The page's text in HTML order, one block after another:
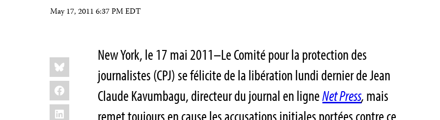
May 17, 2011 6:37 PM EDT
Share
this:
Bluesky
Facebook
LinkedIn
New York, le 17 mai 2011–Le Comité pour la protection des
journalistes (CPJ) se félicite de la libération lundi dernier de Jean
Claude Kavumbagu, directeur du journal en ligneNet Press,mais
remet toujours en cause les accusations initiales portées contre ce